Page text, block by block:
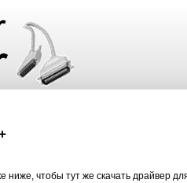
ниже, чтобы тут же скачать драйвер